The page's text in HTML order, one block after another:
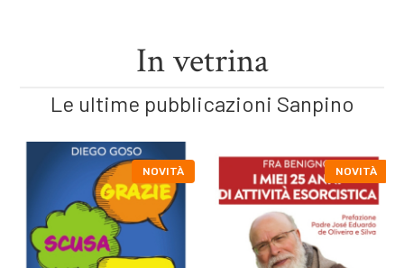
In vetrina
Le ultime pubblicazioni Sanpino
NOVITÀ NOVITÀ